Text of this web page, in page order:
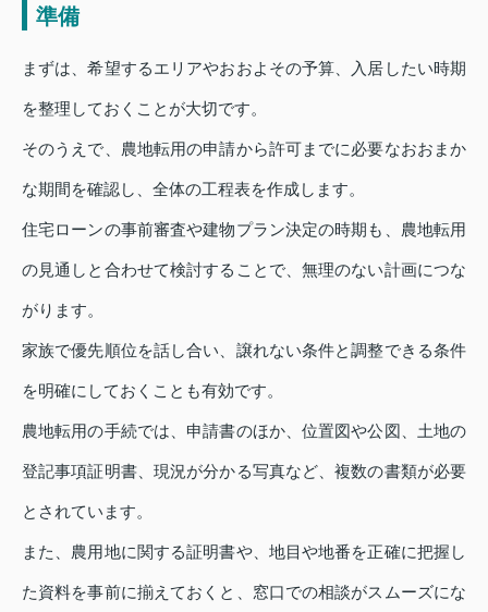
準備
まずは、希望するエリアやおおよその予算、入居したい時期
を整理しておくことが大切です。
そのうえで、農地転用の申請から許可までに必要なおおまか
な期間を確認し、全体の工程表を作成します。
住宅ローンの事前審査や建物プラン決定の時期も、農地転用
の見通しと合わせて検討することで、無理のない計画につな
がります。
家族で優先順位を話し合い、譲れない条件と調整できる条件
を明確にしておくことも有効です。
農地転用の手続では、申請書のほか、位置図や公図、土地の
登記事項証明書、現況が分かる写真など、複数の書類が必要
とされています。
また、農用地に関する証明書や、地目や地番を正確に把握し
た資料を事前に揃えておくと、窓口での相談がスムーズにな